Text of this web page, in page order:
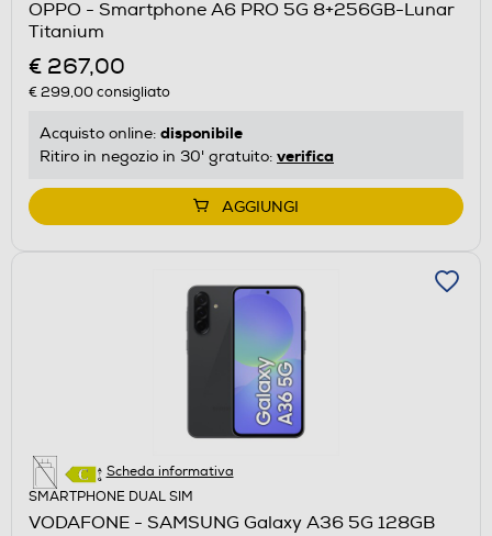
OPPO - Smartphone A6 PRO 5G 8+256GB-Lunar
Titanium
€ 267,00
€ 299,00consigliato
Acquisto online: disponibile
Ritiro in negozio in 30' gratuito: verifica
AGGIUNGI
Scheda informativa
SMARTPHONE DUAL SIM
VODAFONE - SAMSUNG Galaxy A36 5G 128GB